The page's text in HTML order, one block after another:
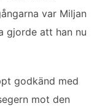
var Miljan
gjorde att han nu
godkänd med
mot den